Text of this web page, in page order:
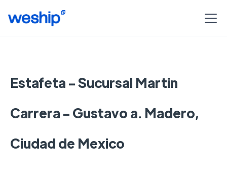
Estafeta - Sucursal Martin
Carrera - Gustavo a. Madero,
Ciudad de Mexico